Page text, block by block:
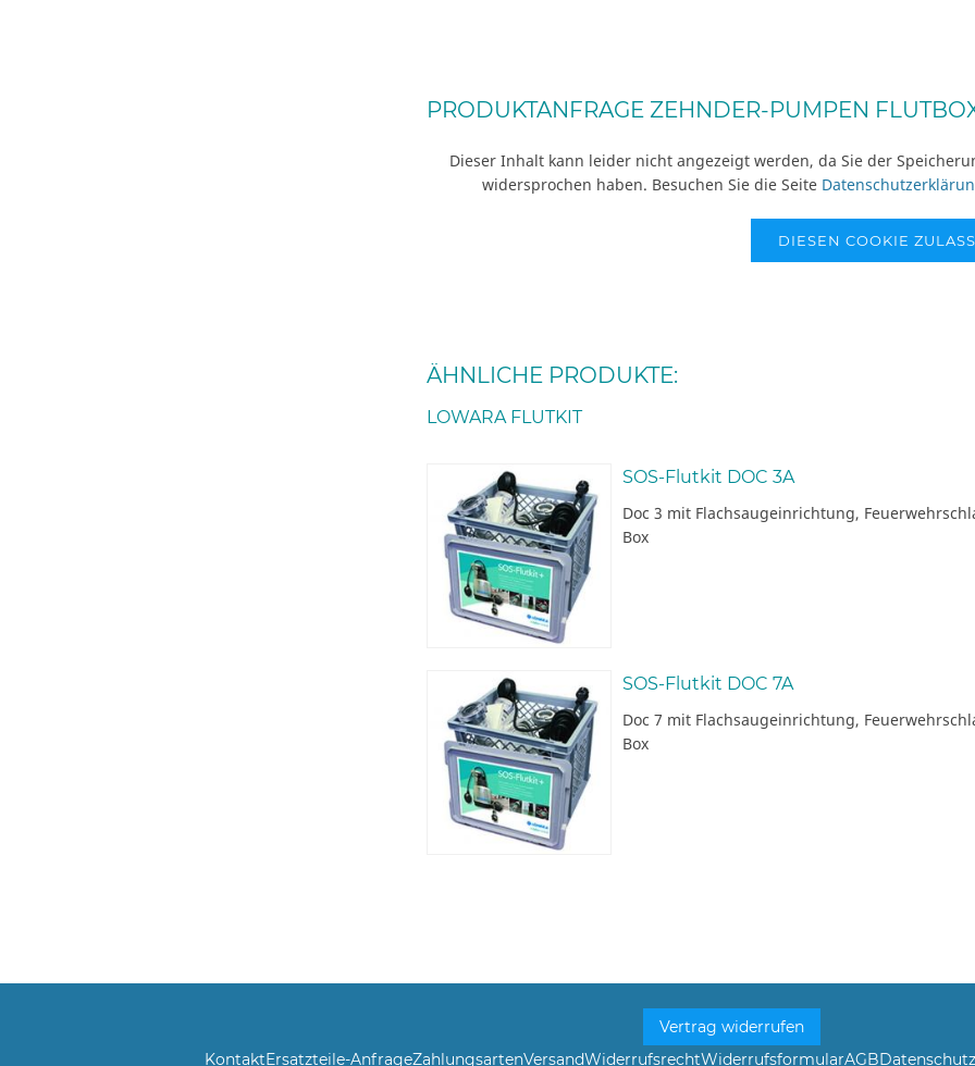
PRODUKTANFRAGE ZEHNDER-PUMPEN
Dieser Inhalt kann leider nicht angezeigt werden, da Sie der
widersprochen haben. Besuchen Sie die Seite
DIESEN COOKIE
ÄHNLICHE PRODUKTE:
LOWARA FLUTKIT
SOS-Flutkit DOC 3A
Doc 3 mit Flachsaugeinrichtung,
Box
SOS-Flutkit DOC 7A
Doc 7 mit Flachsaugeinrichtung,
Box
Vertrag widerrufen
KontaktErsatzteile-AnfrageZahlungsartenVersandWiderrufsrechtWiderrufsformularAGBDatenschutz